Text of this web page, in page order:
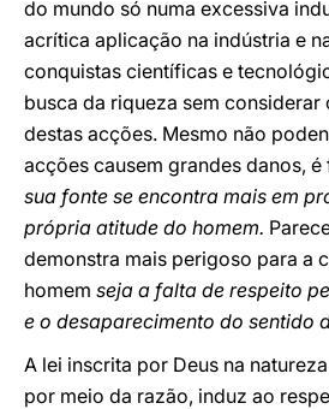
do mundo só numa excessiva
acrítica aplicação na indústria e
conquistas científicas e
busca da riqueza sem
destas acções. Mesmo não
acções causem grandes danos,
sua fonte se encontra mais em
própria atitude do homem.
demonstra mais perigoso para a
homem seja a falta de respeito
e o desaparecimento do sentido
A lei inscrita por Deus na
por meio da razão, induz ao